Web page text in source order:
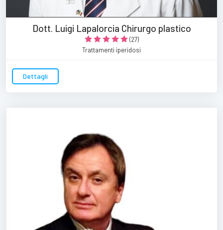
Dott. Luigi Lapalorcia Chirurgo plastico
(27)
Trattamenti iperidosi
Dettagli